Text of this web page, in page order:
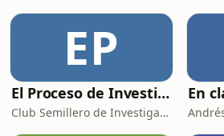
EP
El Proceso de Investigación Científica
Club Semillero de Investigación ESPE